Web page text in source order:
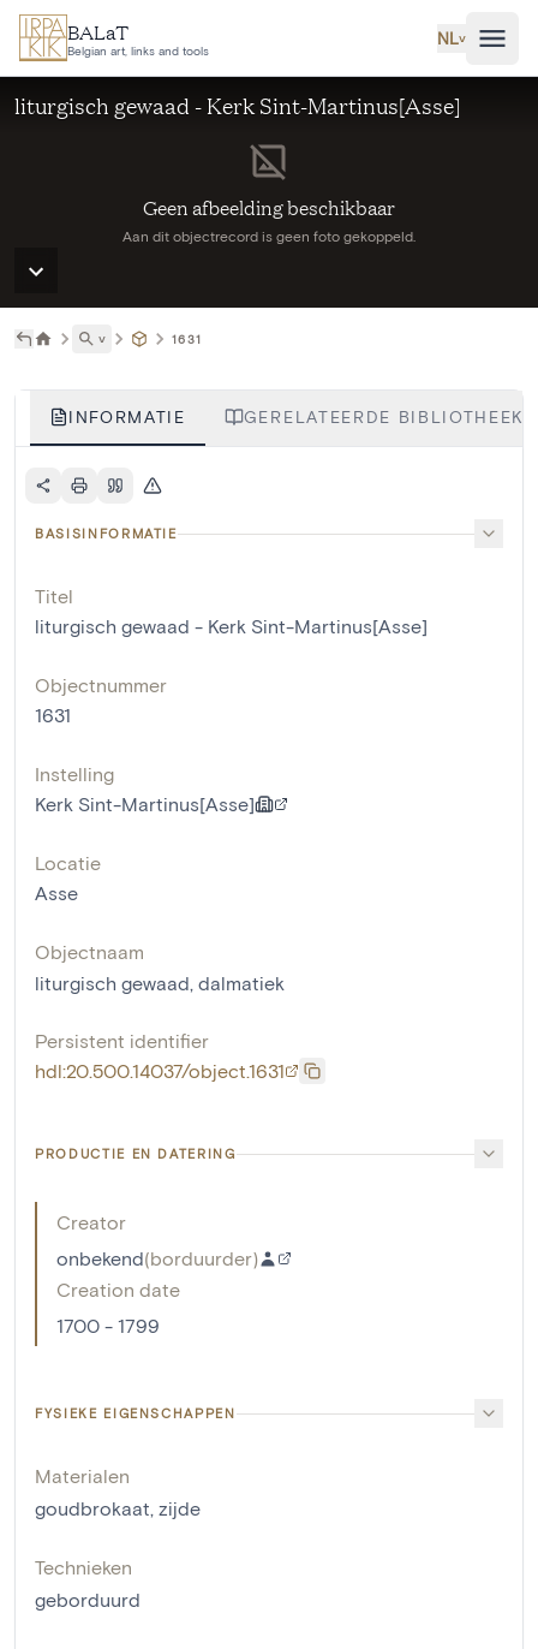
Ga naar hoofdinhoud
BALaT
Belgian art, links and tools
NL˅
Geen afbeelding beschikbaar
Aan dit objectrecord is geen foto gekoppeld.
liturgisch gewaad - Kerk Sint-Martinus[Asse]
˅ 1631
INFORMATIE GERELATEERDE
BASISINFORMATIE
Titel
liturgisch gewaad - Kerk Sint-Martinus[Asse]
Objectnummer
1631
Instelling
Kerk Sint-Martinus[Asse]
Locatie
Asse
Objectnaam
liturgisch gewaad, dalmatiek
Persistent identifier
hdl:20.500.14037/object.1631
PRODUCTIE EN DATERING
Creator
onbekend(borduurder)
Creation date
1700 - 1799
FYSIEKE EIGENSCHAPPEN
Materialen
goudbrokaat, zijde
Technieken
geborduurd